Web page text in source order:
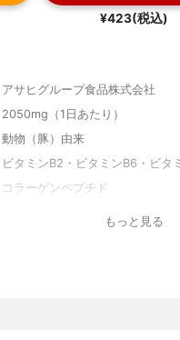
¥423(税込)
アサヒグループ食品株式会社
2050mg（1日あたり）
動物（豚）由来
ビタミンB2・ビタミンB6・ビタ
コラーゲンペプチド
もっと見る